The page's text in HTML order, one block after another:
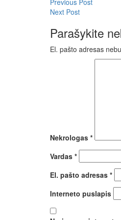
Previous Post
Next Post
Parašykite
El. pašto adresas
Nekrologas *
Vardas *
El. pašto adresas *
Interneto puslapis